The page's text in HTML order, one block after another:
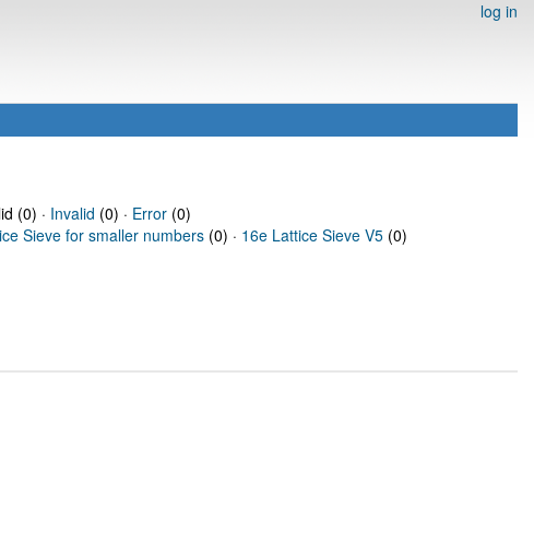
log in
(0) · Invalid (0) · Error(0)
Sieve for smaller numbers (0) · 16e Lattice Sieve V5 (0)